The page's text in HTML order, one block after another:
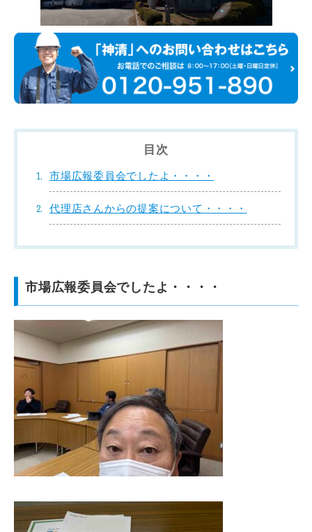
目次
市場広報委員会でしたよ・・・・
代理店さんからの提案について・・・・
市場広報委員会でしたよ・・・・